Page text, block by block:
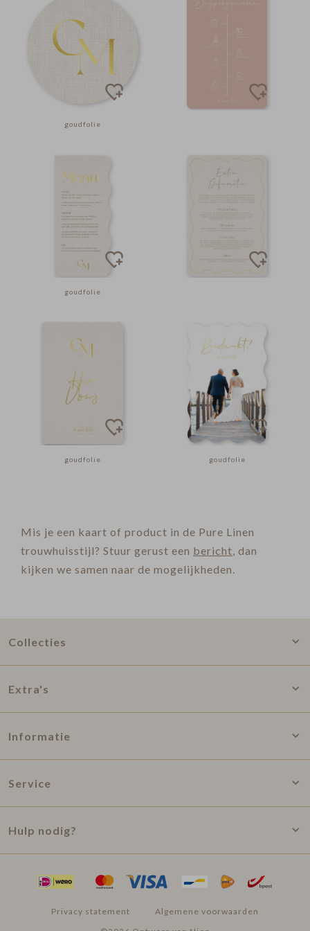
goudfolie
goudfolie
goudfolie goudfolie
Mis je een kaart of product in de Pure Linen
trouwhuisstijl? Stuur gerust een bericht , dan
kijken we samen naar de mogelijkheden.
Collecties
Extra's
Informatie
Service
Hulp nodig?
Privacy statement
Algemene voorwaarden